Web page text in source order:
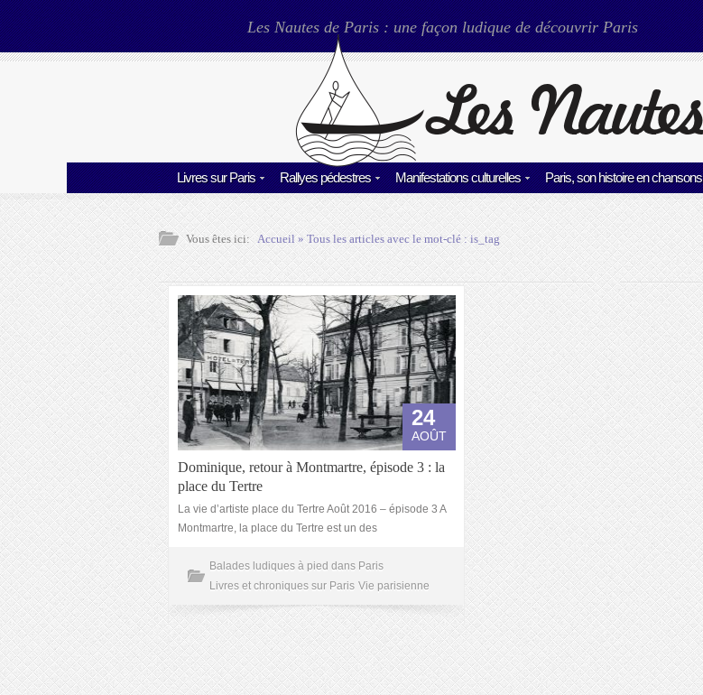
Les Nautes de Paris : une façon ludique de découvrir Paris
Livres sur Paris Rallyes pédestres Manifestations culturelles Paris, son histoire en chansons
Vous êtes ici: Accueil» Tous les articles avec le mot-clé :is_tag
24
AOÛT
Dominique, retour à Montmartre, épisode 3 : la
place du Tertre
La vie d’artiste place du Tertre Août 2016 – épisode 3 A
Montmartre, la place du Tertre est un des
Balades ludiques à pied dans Paris
Livres et chroniques sur Paris Vie parisienne